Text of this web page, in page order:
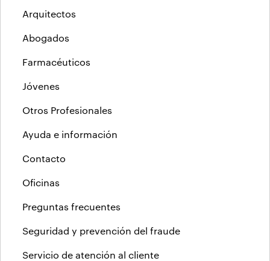
Arquitectos
Abogados
Farmacéuticos
Jóvenes
Otros Profesionales
Ayuda e información
Contacto
Oficinas
Preguntas frecuentes
Seguridad y prevención del fraude
Servicio de atención al cliente